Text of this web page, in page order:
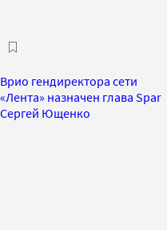
Врио гендиректора сети
«Лента» назначен глава Spar
Сергей Ющенко